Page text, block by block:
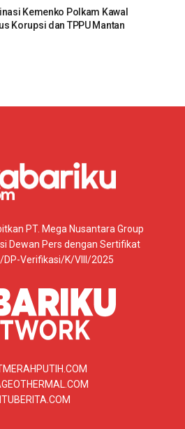
Kemenko Polkam Kawal
Korupsi dan TPPU Mantan
PT. Mega Nusantara Group
Dewan Pers dengan Sertifikat
DP-Verifikasi/K/VIII/2025